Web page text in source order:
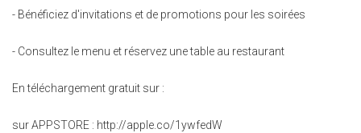
- Bénéficiez d'invitations et de promotions pour les soirées
- Consultez le menu et réservez une table au restaurant
En téléchargement gratuit sur :
sur APPSTORE : http://apple.co/1ywfedW